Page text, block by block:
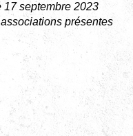
17 septembre 2023
présentes